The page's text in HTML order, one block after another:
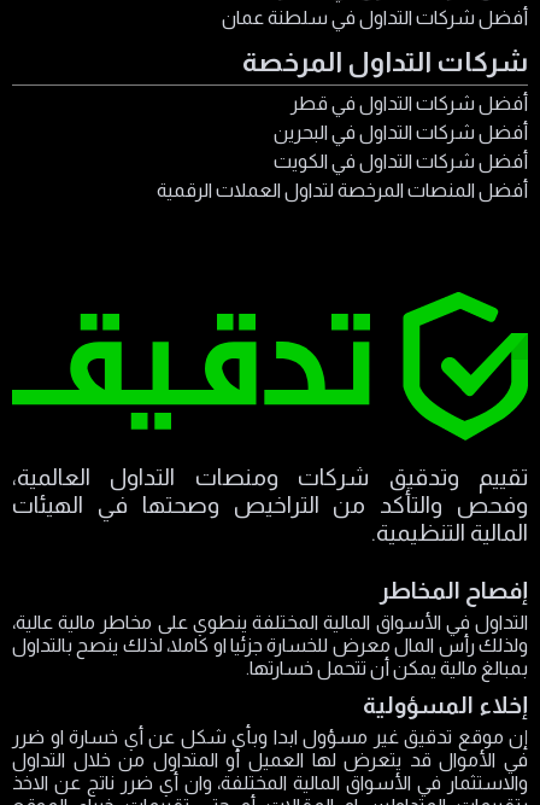
أفضل شركات التداول في سلطنة عمان
شركات التداول المرخصة
أفضل شركات التداول في قطر
أفضل شركات التداول في البحرين
أفضل شركات التداول في الكويت
أفضل المنصات المرخصة لتداول العملات الرقمية
تقييم وتدقيق شركات ومنصات التداول العالمية،
وفحص والتأكد من التراخيص وصحتها في الهيئات
المالية التنظيمية.
إفصاح المخاطر
التداول في الأسواق المالية المختلفة ينطوي على مخاطر مالية عالية،
ولذلك رأس المال معرض للخسارة جزئيا او كاملا، لذلك ينصح بالتداول
بمبالغ مالية يمكن أن تتحمل خسارتها.
إخلاء المسؤولية
إن موقع تدقيق غير مسؤول ابدا وبأي شكل عن أي خسارة او ضرر
في الأموال قد يتعرض لها العميل أو المتداول من خلال التداول
والاستثمار في الأسواق المالية المختلفة، وان أي ضرر ناتج عن الاخذ